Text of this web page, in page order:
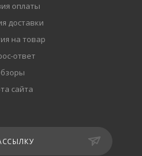
оплаты
доставки
на товар
ответ
сайта